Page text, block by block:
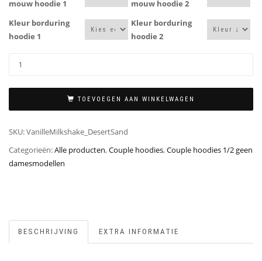
mouw hoodie 1
mouw hoodie 2
Kleur borduring
hoodie 1
Kleur borduring
hoodie 2
TOEVOEGEN AAN WINKELWAGEN
SKU:VanilleMilkshake_DesertSand
Categorieën:Alle producten,Couple hoodies,Couple hoodies 1/2 geen
damesmodellen
BESCHRIJVING EXTRA INFORMATIE